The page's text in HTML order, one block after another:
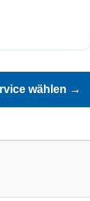
wählen →